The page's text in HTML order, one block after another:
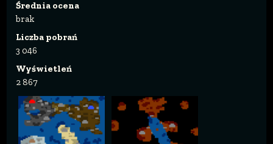
Średnia ocena
brak
Liczba pobrań
3 046
Wyświetleń
2 867